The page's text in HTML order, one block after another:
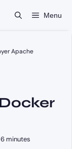
Menu
Apache
6 minutes